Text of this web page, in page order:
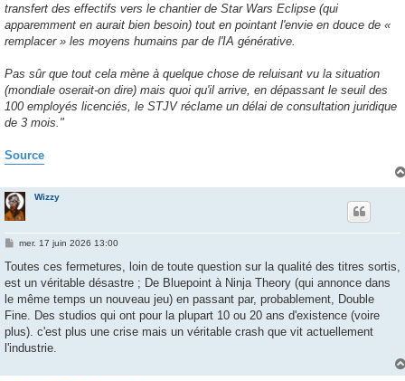
transfert des effectifs vers le chantier de Star Wars Eclipse (qui
apparemment en aurait bien besoin) tout en pointant l'envie en douce de «
remplacer » les moyens humains par de l'IA générative.
Pas sûr que tout cela mène à quelque chose de reluisant vu la situation
(mondiale oserait-on dire) mais quoi qu'il arrive, en dépassant le seuil des
100 employés licenciés, le STJV réclame un délai de consultation juridique
de 3 mois."
Source
Wizzy
M
s
a
g
mer. 17 juin 2026 13:00
Toutes ces fermetures, loin de toute question sur la qualité des titres sortis,
est un véritable désastre ; De Bluepoint à Ninja Theory (qui annonce dans
le même temps un nouveau jeu) en passant par, probablement, Double
Fine. Des studios qui ont pour la plupart 10 ou 20 ans d'existence (voire
plus). c'est plus une crise mais un véritable crash que vit actuellement
l'industrie.